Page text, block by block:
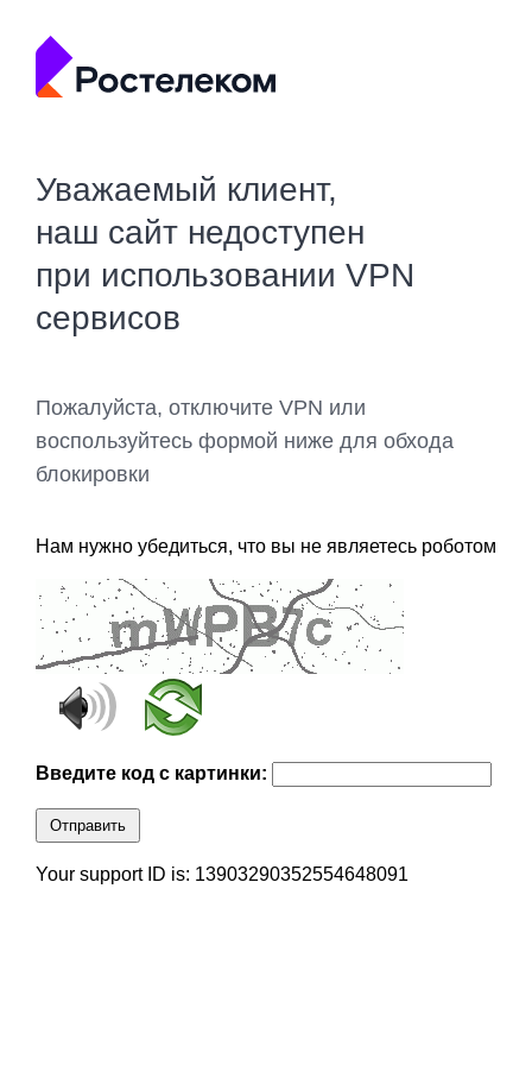
Уважаемый клиент,
наш сайт недоступен
при использовании VPN
сервисов
Пожалуйста, отключите VPN или
воспользуйтесь формой ниже для обхода
блокировки
Нам нужно убедиться, что вы не являетесь роботом
Введите код с картинки:
Отправить
Your support ID is: 13903290352554648091